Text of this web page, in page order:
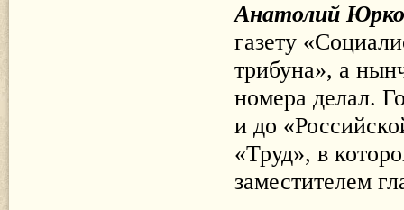
Анатолий
газету
трибуна», а
номера делал.
и до
«Труд», в
заместителем